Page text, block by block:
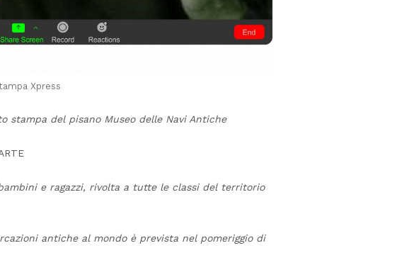
Xpress
stampa del pisano Museo delle Navi Antiche
e ragazzi, rivolta a tutte le classi del territorio
antiche al mondo è prevista nel pomeriggio di